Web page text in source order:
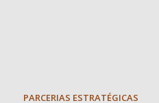
PARCERIAS ESTRATÉGICAS